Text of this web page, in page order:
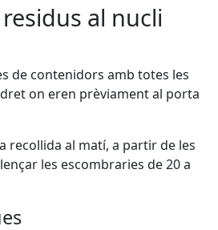
al nucli
de contenidors amb totes les
on eren prèviament al porta
recollida al matí, a partir de les
les escombraries de 20 a